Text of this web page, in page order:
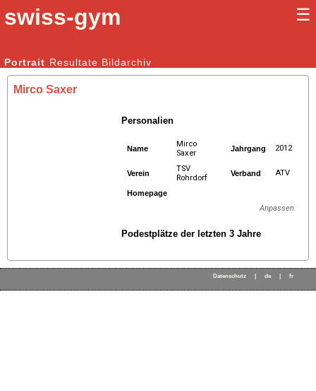
swiss-gym ☰
Kunstturnen Männer | Kunstturnen Frauen
Portrait Resultate Bildarchiv
Mirco Saxer
Personalien
Name
Mirco
Saxer
Jahrgang 2012
Verein
TSV
Rohrdorf
Verband ATV
Homepage
Anpassen
Podestplätze der letzten 3 Jahre
Datenschutz de fr